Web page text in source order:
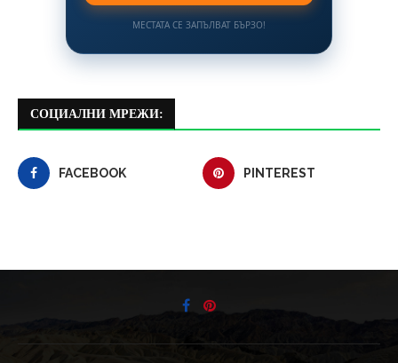
МЕСТАТА СЕ ЗАПЪЛВАТ БЪРЗО!
СОЦИАЛНИ МРЕЖИ:
FACEBOOK PINTEREST